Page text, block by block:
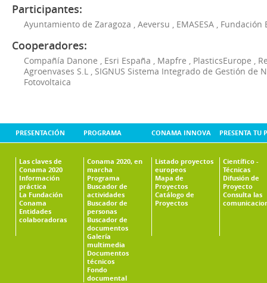
Participantes:
Ayuntamiento de Zaragoza Aeversu EMASESA Fundación
Cooperadores:
Compañía Danone Esri España Mapfre PlasticsEurope
Agroenvases S.L
SIGNUS Sistema Integrado de Gestión de
Fotovoltaica
PRESENTACIÓN
Las claves de
Conama 2020
Información
práctica
La Fundación
Conama
Entidades
colaboradoras
PROGRAMA
Conama 2020, en
marcha
Programa
Buscador de
actividades
Buscador de
personas
Buscador de
documentos
Galería
multimedia
Documentos
técnicos
Fondo
documental
CONAMA INNOVA
Listado proyectos
europeos
Mapa de
Proyectos
Catálogo de
Proyectos
PRESENTA TU
Científico -
Técnicas
Difusión de
Proyecto
Consulta las